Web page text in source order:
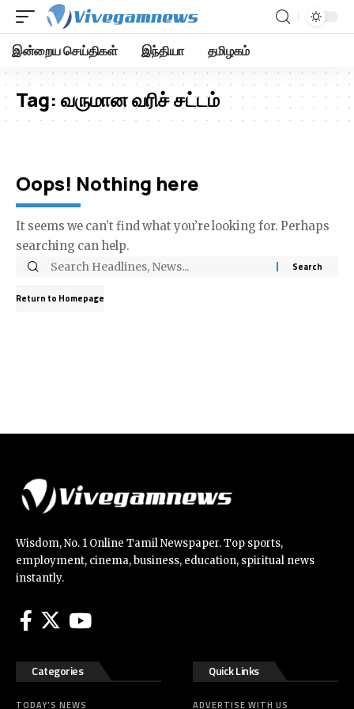
இன்றைய செய்திகள் இந்தியா தமிழகம்
Tag: வருமான வரிச் சட்டம்
Oops! Nothing here
It seems we can’t find what you’re looking for. Perhaps
searching can help.
Return to Homepage
Wisdom, No. 1 Online Tamil Newspaper. Top sports,
employment, cinema, business, education, spiritual news
instantly.
Categories
TODAY’S NEWS
Quick Links
ADVERTISE WITH US